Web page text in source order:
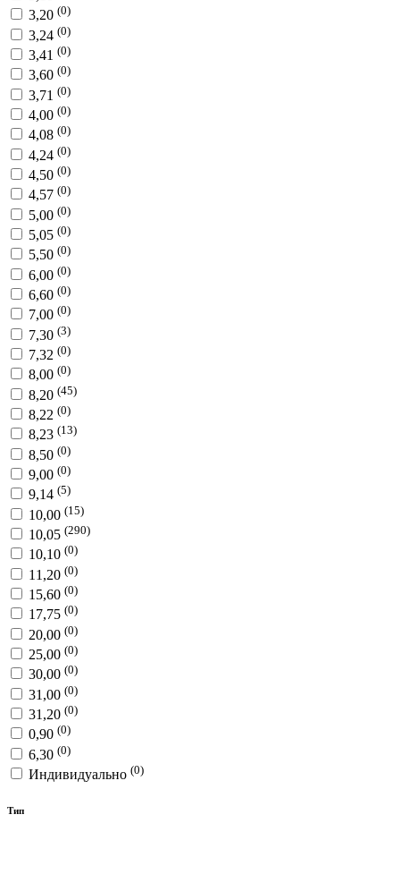
3,20 (0)
3,24 (0)
3,41 (0)
3,60 (0)
3,71 (0)
4,00 (0)
4,08 (0)
4,24 (0)
4,50 (0)
4,57 (0)
5,00 (0)
5,05 (0)
5,50 (0)
6,00 (0)
6,60 (0)
7,00 (0)
7,30 (3)
7,32 (0)
8,00 (0)
8,20 (45)
8,22 (0)
8,23 (13)
8,50 (0)
9,00 (0)
9,14 (5)
10,00 (15)
10,05 (290)
10,10 (0)
11,20 (0)
15,60 (0)
17,75 (0)
20,00 (0)
25,00 (0)
30,00 (0)
31,00 (0)
31,20 (0)
0,90 (0)
6,30 (0)
Индивидуально (0)
Тип